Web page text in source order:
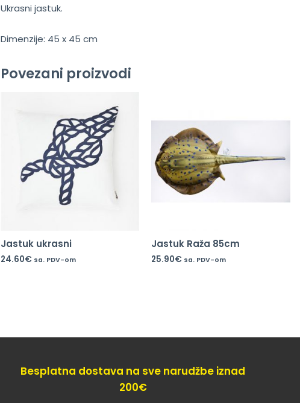
Ukrasni jastuk.
Dimenzije: 45 x 45 cm
Povezani proizvodi
Jastuk ukrasni
24.60€ sa. PDV-om
Jastuk Raža 85cm
25.90€ sa. PDV-om
Besplatna dostava na sve narudžbe iznad
200€